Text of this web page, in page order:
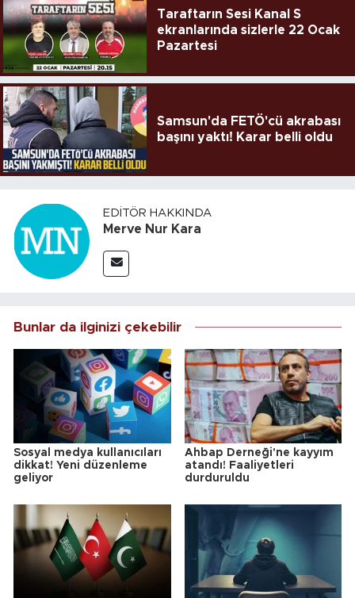
Taraftarın Sesi Kanal S
ekranlarında sizlerle 22 Ocak
Pazartesi
Samsun'da FETÖ'cü akrabası
başını yaktı! Karar belli oldu
EDITÖR HAKKINDA
Merve Nur Kara
Bunlar da ilginizi çekebilir
Sosyal medya kullanıcıları
dikkat! Yeni düzenleme
geliyor
Ahbap Derneği'ne kayyım
atandı! Faaliyetleri
durduruldu